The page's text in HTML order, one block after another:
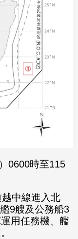
0600時至115
中線進入北
9艘及公務船3
用任務機、艦